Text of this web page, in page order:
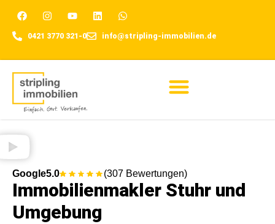
0421 3770 321-0 info@stripling-immobilien.de
Google5.0 (307 Bewertungen)
Immobilienmakler Stuhr und
Umgebung